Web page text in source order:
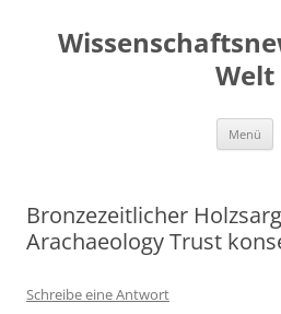
springen
Welt
Menü
Bronzezeitlicher
Arachaeology Trust
Schreibe eine Antwort